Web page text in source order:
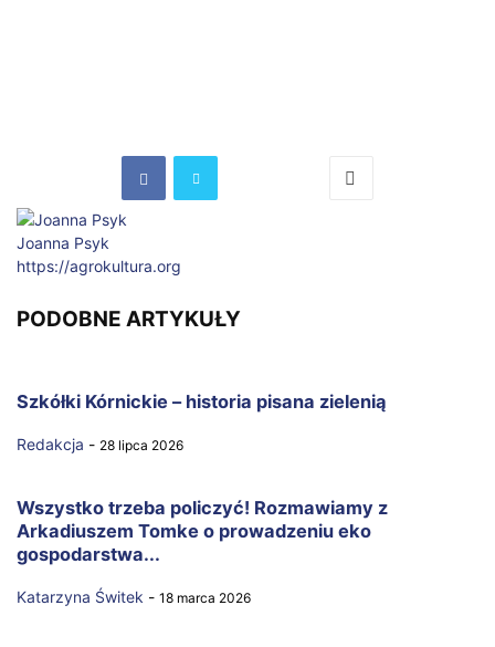
Joanna Psyk
https://agrokultura.org
PODOBNE ARTYKUŁY
Szkółki Kórnickie – historia pisana zielenią
Redakcja - 28 lipca 2026
Wszystko trzeba policzyć! Rozmawiamy z
Arkadiuszem Tomke o prowadzeniu eko
gospodarstwa...
Katarzyna Świtek - 18 marca 2026